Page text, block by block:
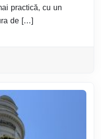
practică, cu un
de […]